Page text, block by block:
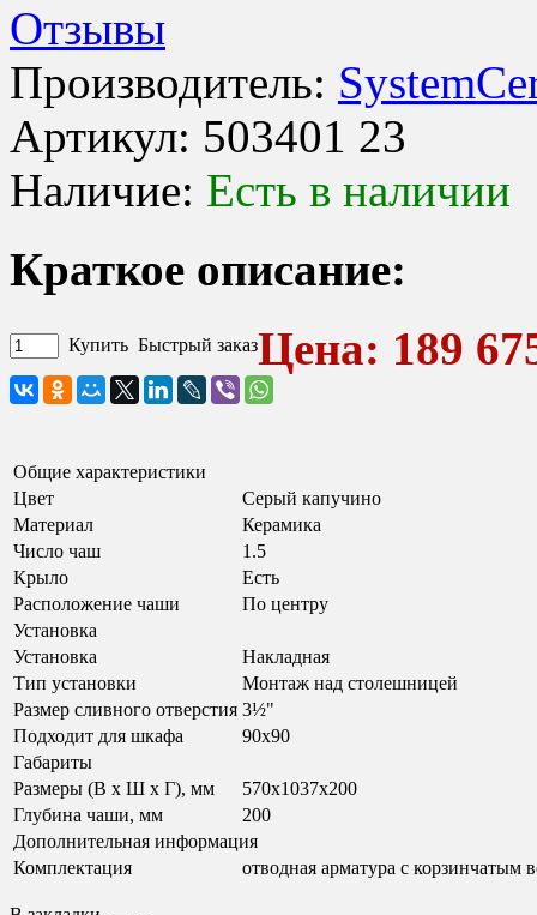
Отзывы
Производитель:
Артикул: 503401 23
Наличие: Есть в наличии
Краткое описание:
Цена: 189
Купить Быстрый заказ
Общие характеристики
Цвет
Серый капучино
Материал
Керамика
Число чаш
1.5
Крыло
Есть
Расположение чаши
По центру
Установка
Установка
Накладная
Тип установки
Монтаж над столешницей
Размер сливного отверстия 3½"
Подходит для шкафа
90х90
Габариты
Размеры (В х Ш х Г), мм
570x1037x200
Глубина чаши, мм
200
Дополнительная информация
Комплектация
отводная арматура с корзинчатым